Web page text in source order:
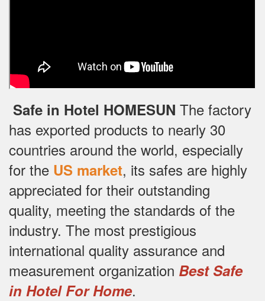
Safe in Hotel HOMESUN The factory
has exported products to nearly 30
countries around the world, especially
for the US market, its safes are highly
appreciated for their outstanding
quality, meeting the standards of the
industry. The most prestigious
international quality assurance and
measurement organization Best Safe
in Hotel For Home.